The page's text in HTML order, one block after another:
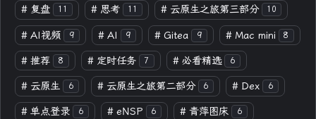
# 复盘 11 # 思考 11 # 云原生之旅第三部分 10
# AI视频 9 # AI 9 # Gitea 9 # Mac mini 8
# 推荐 8 # 定时任务 7 # 必看精选 6
# 云原生 6 # 云原生之旅第二部分 6 # Dex 6
# 单点登录 6 # eNSP 6 # 青萍图床 6